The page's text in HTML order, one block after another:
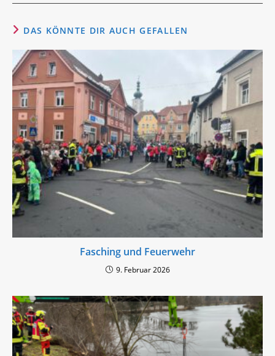
DAS KÖNNTE DIR AUCH GEFALLEN
Fasching und Feuerwehr
9. Februar 2026